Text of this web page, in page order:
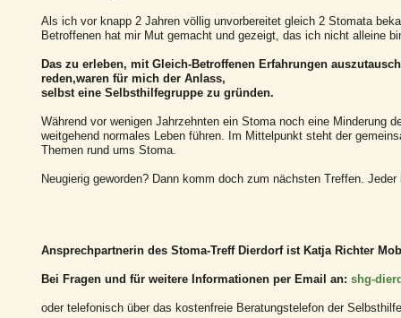
Als ich vor knapp 2 Jahren völlig unvorbereitet gleich 2 Stomata
Betroffenen hat mir Mut gemacht und gezeigt, das ich nicht alleine
Das zu erleben, mit Gleich-Betroffenen Erfahrungen
reden,waren für mich der Anlass,
selbst eine Selbsthilfegruppe zu gründen.
Während vor wenigen Jahrzehnten ein Stoma noch eine Minderung
weitgehend normales Leben führen. Im Mittelpunkt steht der
Themen rund ums Stoma.
Neugierig geworden? Dann komm doch zum nächsten Treffen.
Ansprechpartnerin des Stoma-Treff Dierdorf ist Katja Richter
Bei Fragen und für weitere Informationen per Email an: shg-
oder telefonisch über das kostenfreie Beratungstelefon der